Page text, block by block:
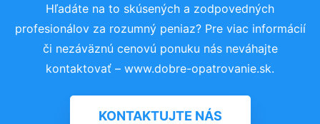
Hľadáte na to skúsených a zodpovedných
profesionálov za rozumný peniaz? Pre viac informácií
či nezáväznú cenovú ponuku nás neváhajte
kontaktovať – www.dobre-opatrovanie.sk.
KONTAKTUJTE NÁS